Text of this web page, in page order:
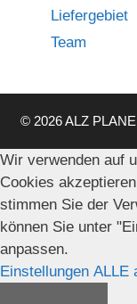
Liefergebiet
Team
© 2026 ALZ
Wir verwenden auf
Cookies
stimmen Sie der
können Sie unter
anpassen.
Einstellungen ALLE